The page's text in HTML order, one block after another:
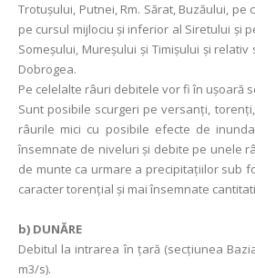
Trotuşului, Putnei, Rm. Sărat, Buzăului, pe
pe cursul mijlociu şi inferior al Siretului şi
Someşului, Mureşului şi Timişului şi
Dobrogea.
Pe celelalte râuri debitele vor fi în uşoară
Sunt posibile scurgeri pe versanţi,
râurile mici cu posibile efecte de
însemnate de niveluri și debite pe unele
de munte ca urmare a precipitațiilor sub
caracter torențial și mai însemnate
b) DUNĂRE
Debitul la intrarea în ţară (secţiunea
m3/s).